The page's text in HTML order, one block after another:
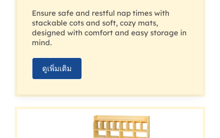
Ensure safe and restful nap times with
stackable cots and soft, cozy mats,
designed with comfort and easy storage in
mind.
ดูเพิ่มเติม